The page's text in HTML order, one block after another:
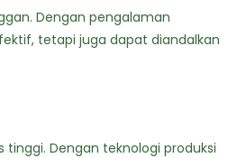
Dengan pengalaman
tetapi juga dapat diandalkan
Dengan teknologi produksi